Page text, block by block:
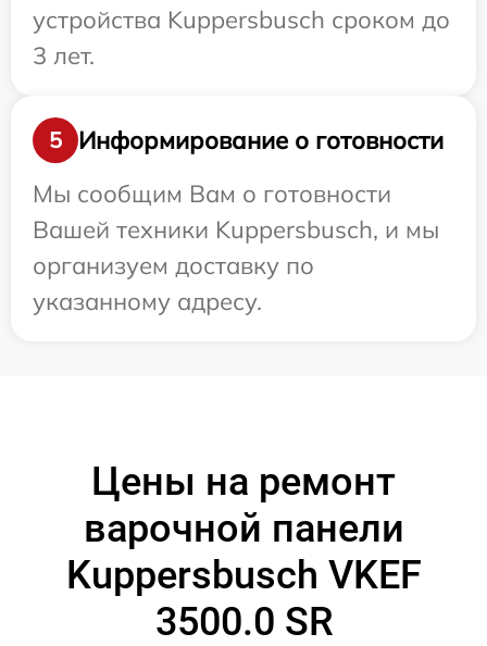
устройства Kuppersbusch сроком до
3 лет.
5
Информирование о готовности
Мы сообщим Вам о готовности
Вашей техники Kuppersbusch, и мы
организуем доставку по
указанному адресу.
Цены на ремонт
варочной панели
Kuppersbusch VKEF
3500.0 SR